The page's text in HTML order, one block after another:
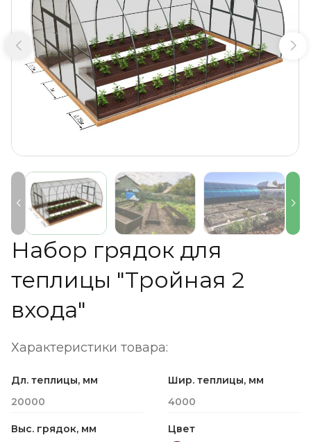
Набор грядок для
теплицы "Тройная 2
входа"
Характеристики товара:
Дл. теплицы, мм
20000
Шир. теплицы, мм
4000
Выс. грядок, мм
Цвет